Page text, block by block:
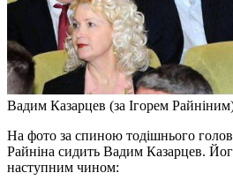
Вадим Казарцев (за Ігорем
На фото за спиною тодішнього
Райніна сидить Вадим Казарцев.
наступним чином: